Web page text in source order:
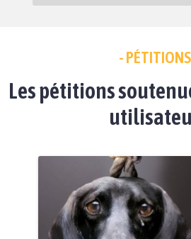
-
Les pétitions